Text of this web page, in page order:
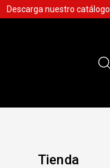
Descarga nuestro catálogo
Tienda